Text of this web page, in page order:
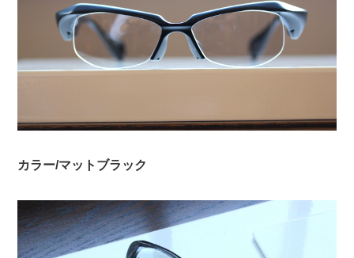
カラー/マットブラック